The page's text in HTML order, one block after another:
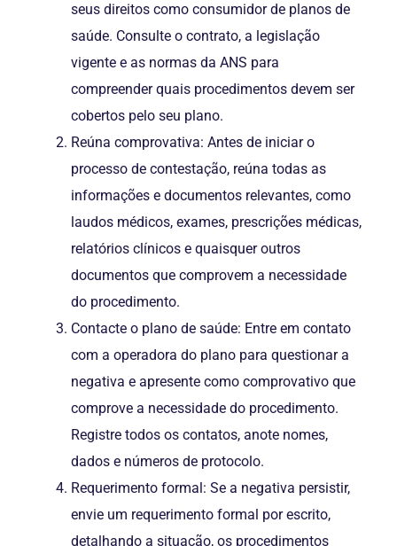
seus direitos como consumidor de planos de
saúde. Consulte o contrato, a legislação
vigente e as normas da ANS para
compreender quais procedimentos devem ser
cobertos pelo seu plano.
Reúna comprovativa: Antes de iniciar o
processo de contestação, reúna todas as
informações e documentos relevantes, como
laudos médicos, exames, prescrições médicas,
relatórios clínicos e quaisquer outros
documentos que comprovem a necessidade
do procedimento.
Contacte o plano de saúde: Entre em contato
com a operadora do plano para questionar a
negativa e apresente como comprovativo que
comprove a necessidade do procedimento.
Registre todos os contatos, anote nomes,
dados e números de protocolo.
Requerimento formal: Se a negativa persistir,
envie um requerimento formal por escrito,
detalhando a situação, os procedimentos